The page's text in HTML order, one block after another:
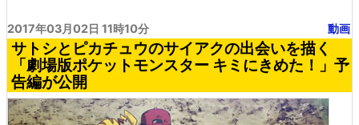
2017年03月02日 11時10分 動画
サトシとピカチュウのサイアクの出会いを描く
「劇場版ポケットモンスター キミにきめた！」予
告編が公開